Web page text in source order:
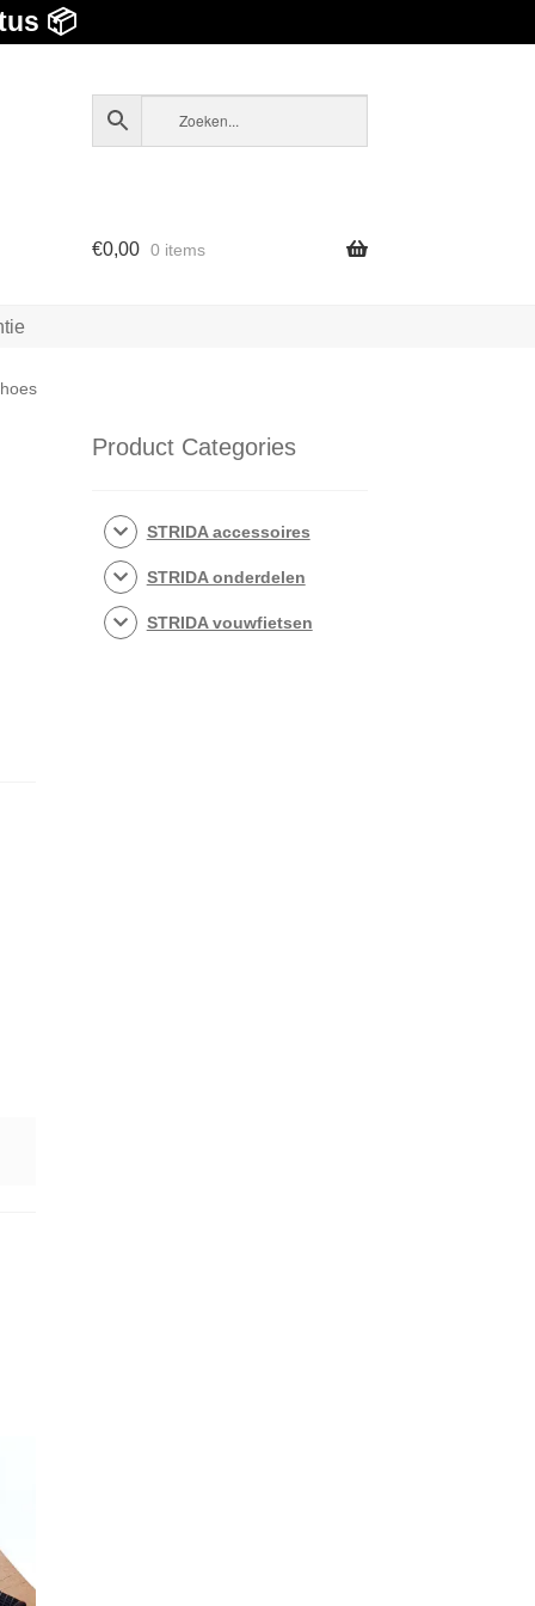
📦
€0,00 0 items
Product Categories
STRIDA accessoires
STRIDA onderdelen
STRIDA vouwfietsen